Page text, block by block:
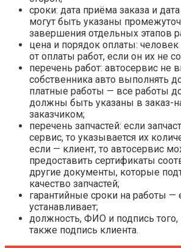
сроки: дата приёма заказа и
могут быть указаны
завершения отдельных этапов
цена и порядок оплаты: человек
от оплаты работ, если он их не
перечень работ: автосервис не
собственника авто выполнять
платные работы — все работы
должны быть указаны в заказ-
заказчиком;
перечень запчастей: если
сервис, то указывается их
если — клиент, то автосервис
предоставить сертификаты
другие документы, которые
качество запчастей;
гарантийные сроки на работы —
устанавливает;
должность, ФИО и подпись того,
также подпись клиента.